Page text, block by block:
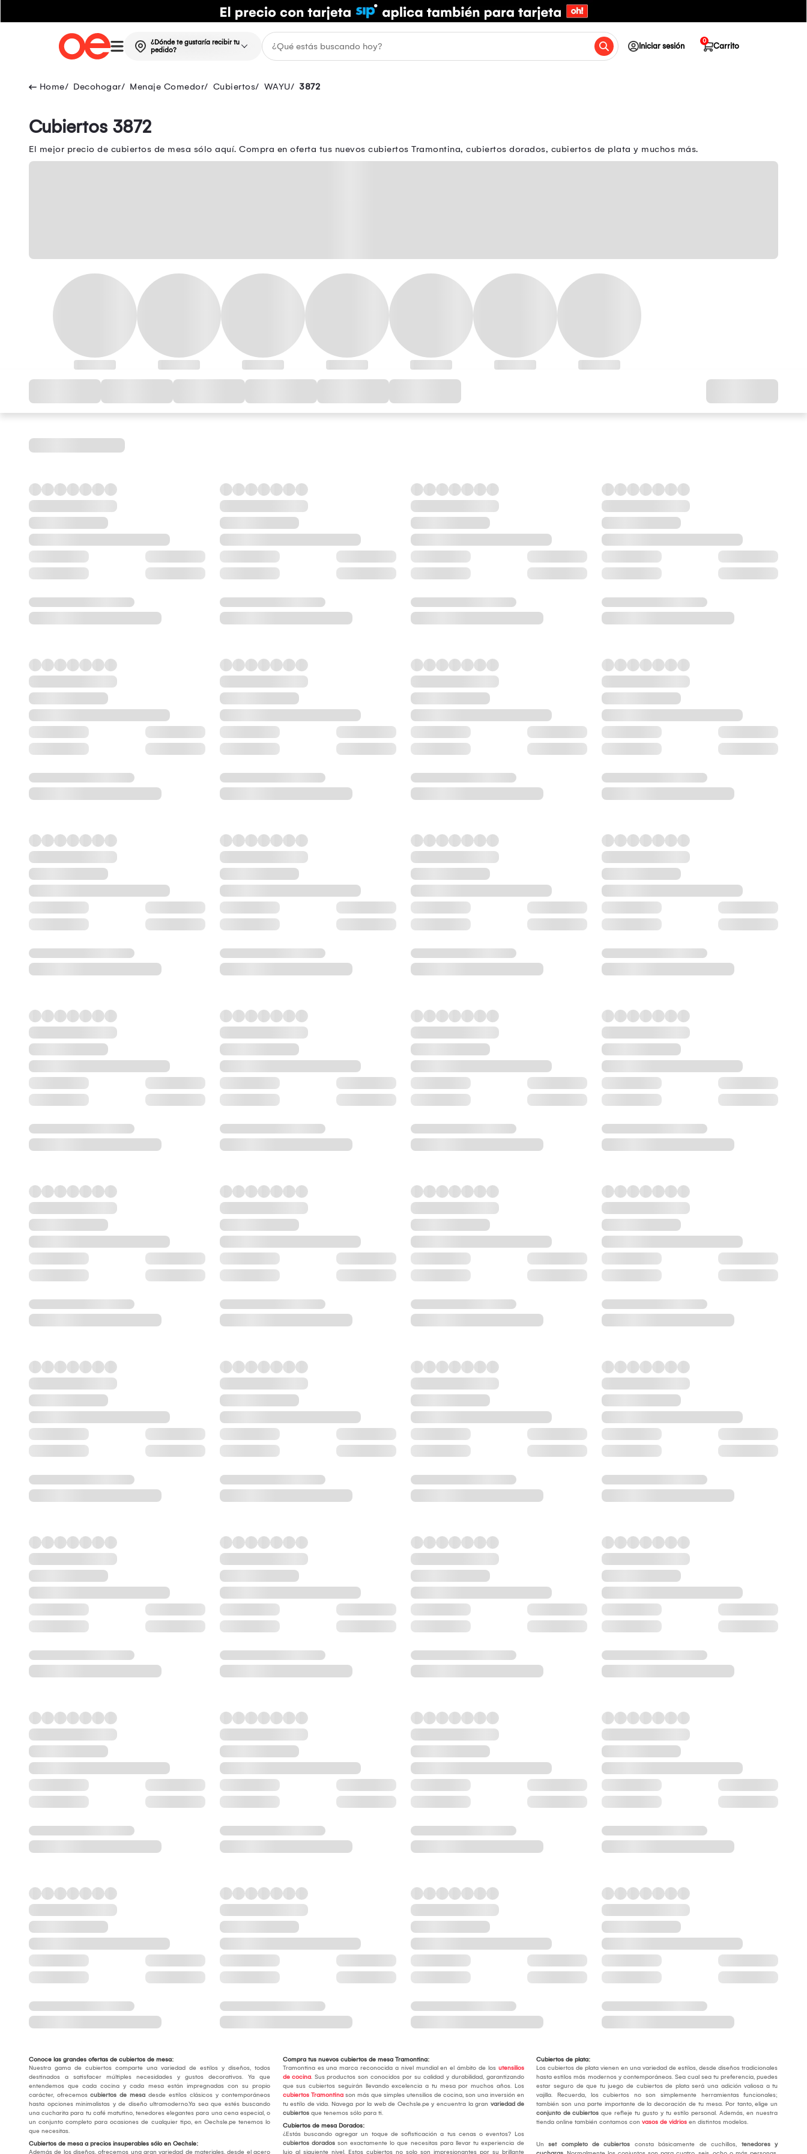
¿Dónde te gustaría recibir tu
pedido?
Iniciar sesión Carrito
0
Decohogar Menaje Comedor Cubiertos WAYU 3872
Cubiertos 3872
El mejor precio de cubiertos de mesa sólo aquí. Compra en oferta tus nuevos cubiertos Tramontina, cubiertos dorados, cubiertos de plata y muchos más.
Conoce las grandes ofertas de cubiertos de mesa:
Nuestra gama de cubiertos comparte una variedad de estilos y diseños, todos
destinados a satisfacer múltiples necesidades y gustos decorativos. Ya que
entendemos que cada cocina y cada mesa están impregnadas con su propio
carácter, ofrecemos cubiertos de mesa desde estilos clásicos y contemporáneos
hasta opciones minimalistas y de diseño ultramoderno.Ya sea que estés buscando
una cucharita para tu café matutino, tenedores elegantes para una cena especial, o
un conjunto completo para ocasiones de cualquier tipo, en Oechsle.pe tenemos lo
que necesitas.
Cubiertos de mesa a precios insuperables sólo en Oechsle:
Además de los diseños, ofrecemos una gran variedad de materiales, desde el acero
Compra tus nuevos cubiertos de mesa Tramontina:
Tramontina es una marca reconocida a nivel mundial en el ámbito de los utensilios
de cocina. Sus productos son conocidos por su calidad y durabilidad, garantizando
que sus cubiertos seguirán llevando excelencia a tu mesa por muchos años. Los
cubiertos Tramontinason más que simples utensilios de cocina, son una inversión en
tu estilo de vida. Navega por la web de Oechsle.pe y encuentra la gran variedad de
cubiertos que tenemos sólo para ti.
Cubiertos de mesa Dorados:
¿Estás buscando agregar un toque de sofisticación a tus cenas o eventos? Los
cubiertos dorados son exactamente lo que necesitas para llevar tu experiencia de
lujo al siguiente nivel. Estos cubiertos no solo son impresionantes por su brillante
Cubiertos de plata:
Los cubiertos de plata vienen en una variedad de estilos, desde diseños tradicionales
hasta estilos más modernos y contemporáneos. Sea cual sea tu preferencia, puedes
estar seguro de que tu juego de cubiertos de plata será una adición valiosa a tu
vajilla. Recuerda, los cubiertos no son simplemente herramientas funcionales;
también son una parte importante de la decoración de tu mesa. Por tanto, elige un
conjunto de cubiertos que refleje tu gusto y tu estilo personal. Además, en nuestra
tienda online también contamos convasos de vidrios en distintos modelos.
Unset completo de cubiertos consta básicamente de cuchillos, tenedores y